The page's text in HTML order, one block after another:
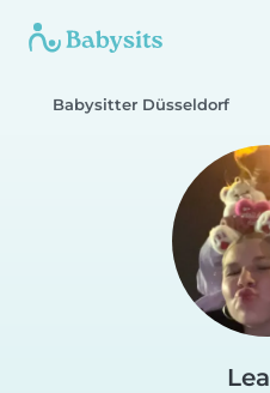
Babysitter Düsseldorf
Lea